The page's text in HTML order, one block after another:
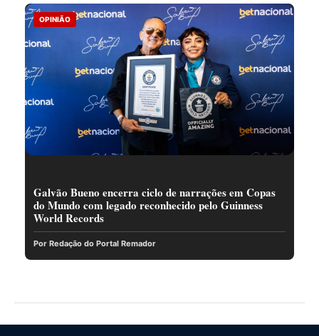
OPINIÃO
Galvão Bueno encerra ciclo de narrações em Copas
do Mundo com legado reconhecido pelo Guinness
World Records
Por Redação do Portal Remador